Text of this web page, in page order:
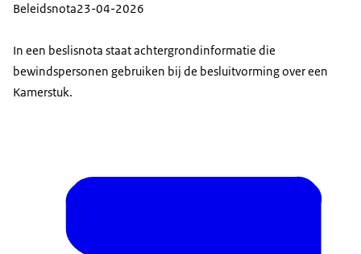
Beleidsnota23-04-2026
In een beslisnota staat achtergrondinformatie die
bewindspersonen gebruiken bij de besluitvorming over een
Kamerstuk.